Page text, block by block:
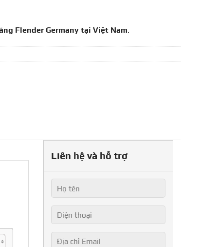
Flender Germany tại Việt Nam.
Liên hệ và hỗ trợ